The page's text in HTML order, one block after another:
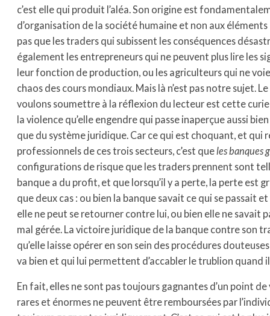
c’est elle qui produit l’aléa. Son origine est
d’organisation de la société humaine et non aux éléments
pas que les traders qui subissent les conséquences
également les entrepreneurs qui ne peuvent plus lire les
leur fonction de production, ou les agriculteurs qui ne
chaos des cours mondiaux. Mais là n’est pas notre sujet.
voulons soumettre à la réflexion du lecteur est cette
la violence qu’elle engendre qui passe inaperçue aussi
que du système juridique. Car ce qui est choquant, et qui
professionnels de ces trois secteurs, c’est que les banques
configurations de risque que les traders prennent sont
banque a du profit, et que lorsqu’il y a perte, la perte est
que deux cas : ou bien la banque savait ce qui se passait et
elle ne peut se retourner contre lui, ou bien elle ne savait
mal gérée. La victoire juridique de la banque contre son
qu’elle laisse opérer en son sein des procédures
va bien et qui lui permettent d’accabler le trublion quand
En fait, elles ne sont pas toujours gagnantes d’un point
rares et énormes ne peuvent être remboursées par